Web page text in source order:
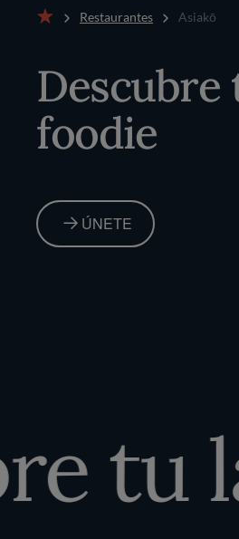
Restaurantes Asiakō
Descubre
foodie
ÚNETE
tu